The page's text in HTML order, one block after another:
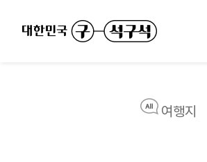
여행지